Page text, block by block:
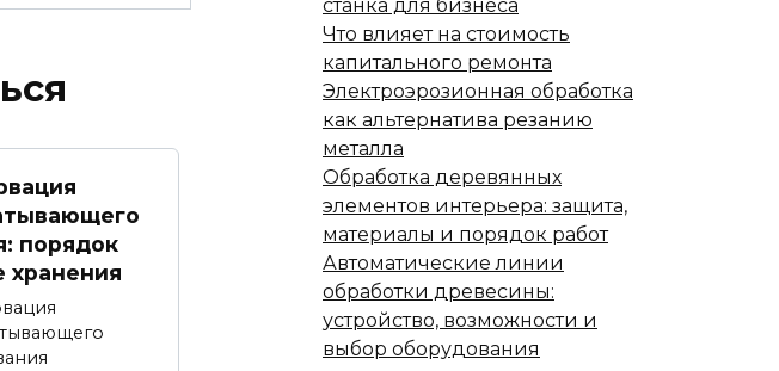
порядок
хранения
станка для бизнеса
Что влияет на стоимость
капитального ремонта
Электроэрозионная обработка
как альтернатива резанию
металла
Обработка деревянных
элементов интерьера: защита,
материалы и порядок работ
Автоматические линии
обработки древесины:
устройство, возможности и
выбор оборудования